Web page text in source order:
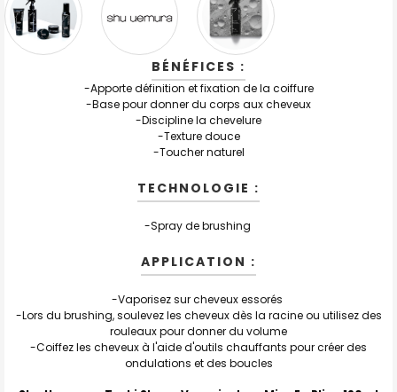
BÉNÉFICES :
-Apporte définition et fixation de la coiffure
-Base pour donner du corps aux cheveux
-Discipline la chevelure
-Texture douce
-Toucher naturel
TECHNOLOGIE :
-Spray de brushing
APPLICATION :
-Vaporisez sur cheveux essorés
-Lors du brushing, soulevez les cheveux dès la racine ou utilisez des
rouleaux pour donner du volume
-Coiffez les cheveux à l'aide d'outils chauffants pour créer des
ondulations et des boucles